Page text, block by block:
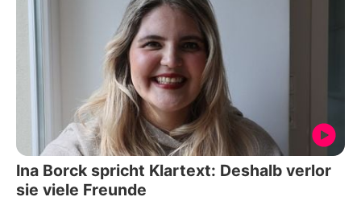
Ina Borck spricht Klartext: Deshalb verlor
sie viele Freunde